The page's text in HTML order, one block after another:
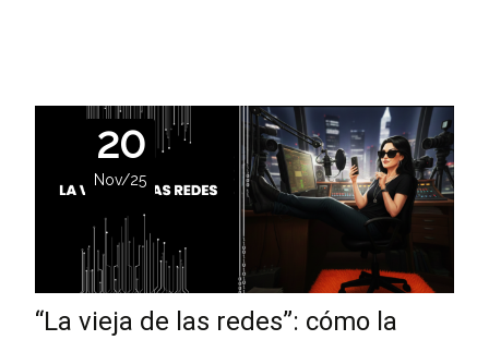
20
Nov/25
“La vieja de las redes”: cómo la